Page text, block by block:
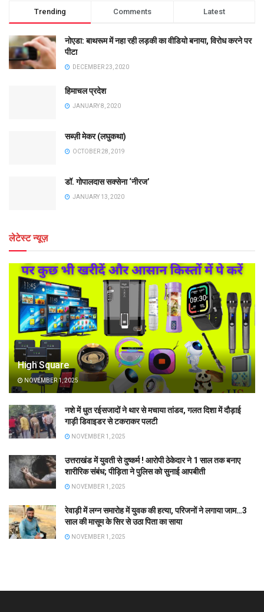
Trending Comments Latest
नोएडा: बाथरूम में नहा रही लड़की का वीडियो बनाया, विरोध करने पर
पीटा
DECEMBER 23, 2020
हिमाचल प्रदेश
JANUARY 8, 2020
सब्ज़ी मेकर (लघुकथा)
OCTOBER 28, 2019
डॉ. गोपालदास सक्सेना ‘नीरज’
JANUARY 13, 2020
लेटेस्ट न्यूज़
High Square
NOVEMBER 1, 2025
नशे में धुत रईसजादों ने थार से मचाया तांडव, गलत दिशा में दौड़ाई
गाड़ी डिवाइडर से टकराकर पलटी
NOVEMBER 1, 2025
उत्तराखंड में युवती से दुष्कर्म ! आरोपी ठेकेदार ने 1 साल तक बनाए
शारीरिक संबंध; पीड़िता ने पुलिस को सुनाई आपबीती
NOVEMBER 1, 2025
रेवाड़ी में लग्न समारोह में युवक की हत्या, परिजनों ने लगाया जाम…3
साल की मासूम के सिर से उठा पिता का साया
NOVEMBER 1, 2025